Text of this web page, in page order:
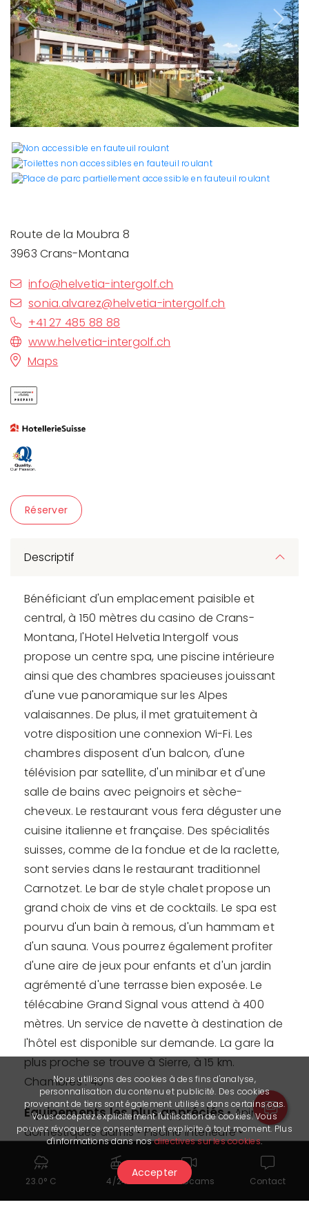
Previous Next
Route de la Moubra 8
3963 Crans-Montana
info@helvetia-intergolf.ch
sonia.alvarez@helvetia-intergolf.ch
+41 27 485 88 88
www.helvetia-intergolf.ch
Maps
Réserver
Descriptif
Bénéficiant d'un emplacement paisible et
central, à 150 mètres du casino de Crans-
Montana, l'Hotel Helvetia Intergolf vous
propose un centre spa, une piscine intérieure
ainsi que des chambres spacieuses jouissant
d'une vue panoramique sur les Alpes
valaisannes. De plus, il met gratuitement à
votre disposition une connexion Wi-Fi. Les
chambres disposent d'un balcon, d'une
télévision par satellite, d'un minibar et d'une
salle de bains avec peignoirs et sèche-
cheveux. Le restaurant vous fera déguster une
cuisine italienne et française. Des spécialités
suisses, comme de la fondue et de la raclette,
sont servies dans le restaurant traditionnel
Carnotzet. Le bar de style chalet propose un
grand choix de vins et de cocktails. Le spa est
pourvu d'un bain à remous, d'un hammam et
d'un sauna. Vous pourrez également profiter
d'une aire de jeux pour enfants et d'un jardin
agrémenté d'une terrasse bien exposée. Le
télécabine Grand Signal vous attend à 400
mètres. Un service de navette à destination de
l'hôtel est disponible sur demande. La gare la
plus proche se trouve à Sierre, à 15 km.
Chambres : 43
Équipements les plus appréciés• Animaux
domestiques admis • Piscine intérieure •
Connexion Wi-Fi gratuite • Chambres familiales
• Restaurant
23.0° C 4/24 Webcams Contact
Nous utilisons des cookies à des fins d'analyse,
personnalisation du contenu et publicité. Des cookies
provenant de tiers sont également utilisés dans certains cas.
Vous acceptez explicitement l'utilisation de cookies. Vous
pouvez révoquer ce consentement explicite à tout moment. Plus
d'informations dans nosdirectives sur les cookies.
Accepter